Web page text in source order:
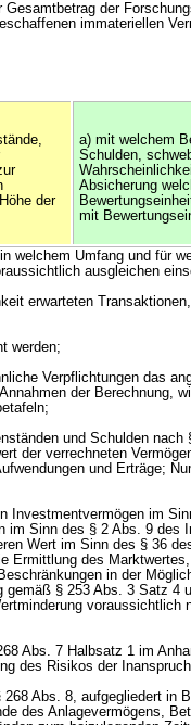
der
immateriellen
der
a) mit welchem
Schulden,
Absicherung
mit
welchem Umfang und für
ausgleichen
erwarteten
werden;
Verpflichtungen das
der Berechnung,
und Schulden
der verrechneten
und Erträge;
Investmentvermögen im
im Sinn des § 2 Abs. 9 des
Wert im Sinn des § 36
Ermittlung des
in der
gemäß § 253 Abs. 3 Satz 4
voraussichtlich
Abs. 7 Halbsatz 1 im
des Risikos der
Abs. 8, aufgegliedert in
des Anlagevermögens,